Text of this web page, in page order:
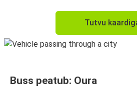
Tutvu
Buss peatub: Oura